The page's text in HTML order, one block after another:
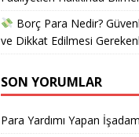
Borç Para Nedir?
ve Dikkat Edilmesi
SON YORUMLAR
Para Yardımı Yapan